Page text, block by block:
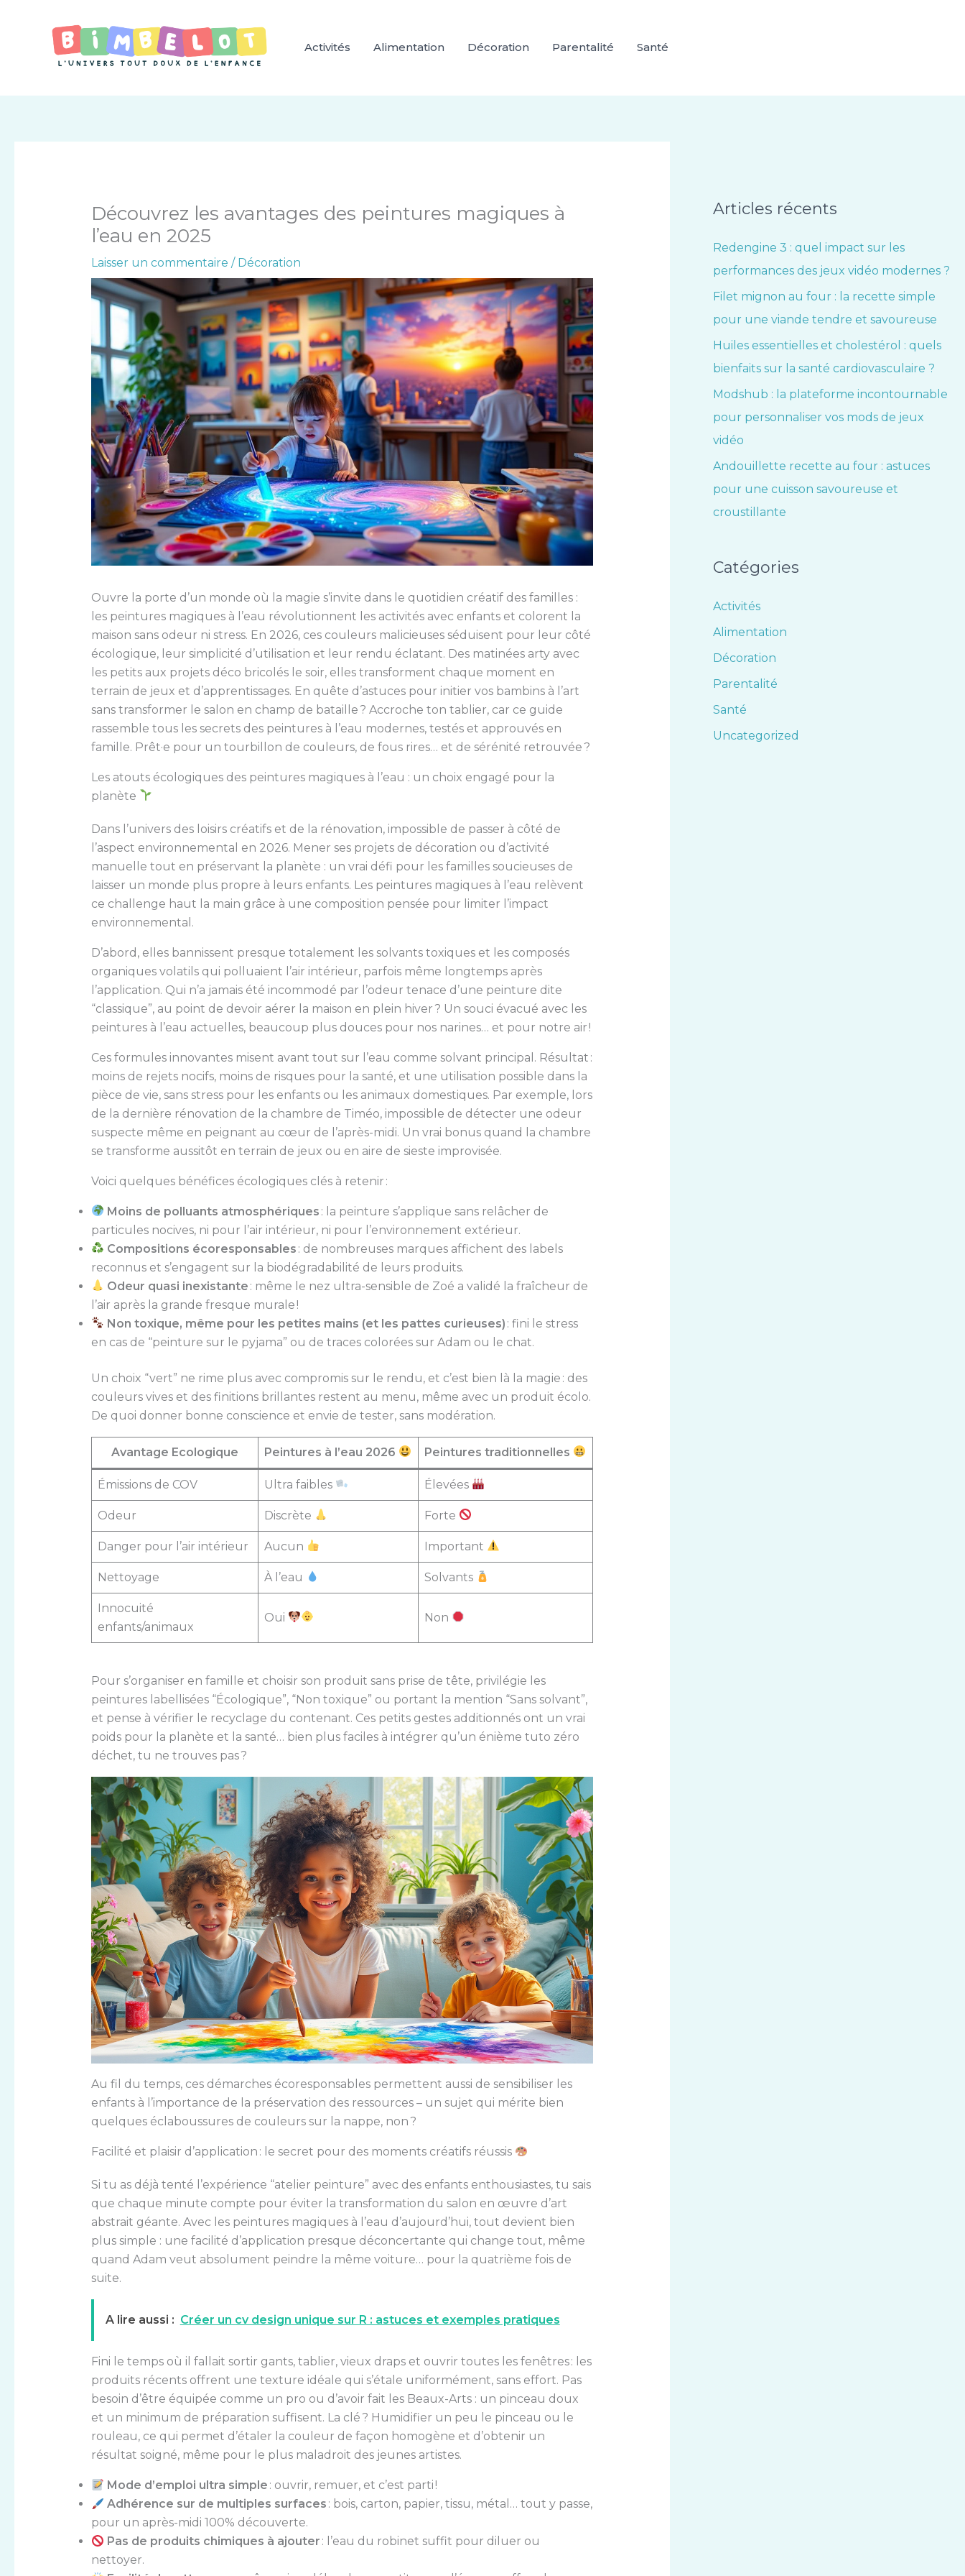
Activités Alimentation Décoration Parentalité Santé
Découvrez les avantages des peintures magiques à
l’eau en 2025
Laisser un commentaire / Décoration
Ouvre la porte d’un monde où la magie s’invite dans le quotidien créatif des familles :
les peintures magiques à l’eau révolutionnent les activités avec enfants et colorent la
maison sans odeur ni stress. En 2026, ces couleurs malicieuses séduisent pour leur côté
écologique, leur simplicité d’utilisation et leur rendu éclatant. Des matinées arty avec
les petits aux projets déco bricolés le soir, elles transforment chaque moment en
terrain de jeux et d’apprentissages. En quête d’astuces pour initier vos bambins à l’art
sans transformer le salon en champ de bataille ? Accroche ton tablier, car ce guide
rassemble tous les secrets des peintures à l’eau modernes, testés et approuvés en
famille. Prêt·e pour un tourbillon de couleurs, de fous rires… et de sérénité retrouvée ?
Les atouts écologiques des peintures magiques à l’eau : un choix engagé pour la
planète
Dans l’univers des loisirs créatifs et de la rénovation, impossible de passer à côté de
l’aspect environnemental en 2026. Mener ses projets de décoration ou d’activité
manuelle tout en préservant la planète : un vrai défi pour les familles soucieuses de
laisser un monde plus propre à leurs enfants. Les peintures magiques à l’eau relèvent
ce challenge haut la main grâce à une composition pensée pour limiter l’impact
environnemental.
D’abord, elles bannissent presque totalement les solvants toxiques et les composés
organiques volatils qui polluaient l’air intérieur, parfois même longtemps après
l’application. Qui n’a jamais été incommodé par l’odeur tenace d’une peinture dite
“classique”, au point de devoir aérer la maison en plein hiver ? Un souci évacué avec les
peintures à l’eau actuelles, beaucoup plus douces pour nos narines… et pour notre air !
Ces formules innovantes misent avant tout sur l’eau comme solvant principal. Résultat :
moins de rejets nocifs, moins de risques pour la santé, et une utilisation possible dans la
pièce de vie, sans stress pour les enfants ou les animaux domestiques. Par exemple, lors
de la dernière rénovation de la chambre de Timéo, impossible de détecter une odeur
suspecte même en peignant au cœur de l’après-midi. Un vrai bonus quand la chambre
se transforme aussitôt en terrain de jeux ou en aire de sieste improvisée.
Voici quelques bénéfices écologiques clés à retenir :
Moins de polluants atmosphériques : la peinture s’applique sans relâcher de
particules nocives, ni pour l’air intérieur, ni pour l’environnement extérieur.
Compositions écoresponsables : de nombreuses marques affichent des labels
reconnus et s’engagent sur la biodégradabilité de leurs produits.
Odeur quasi inexistante : même le nez ultra-sensible de Zoé a validé la fraîcheur de
l’air après la grande fresque murale !
Non toxique, même pour les petites mains (et les pattes curieuses) : fini le stress
en cas de “peinture sur le pyjama” ou de traces colorées sur Adam ou le chat.
Un choix “vert” ne rime plus avec compromis sur le rendu, et c’est bien là la magie : des
couleurs vives et des finitions brillantes restent au menu, même avec un produit écolo.
De quoi donner bonne conscience et envie de tester, sans modération.
Avantage Ecologique Peintures à l’eau 2026 Peintures traditionnelles
Émissions de COV Ultra faibles Élevées
Odeur Discrète Forte
Danger pour l’air intérieur Aucun Important
Nettoyage À l’eau Solvants
Innocuité
enfants/animaux
Oui Non
Pour s’organiser en famille et choisir son produit sans prise de tête, privilégie les
peintures labellisées “Écologique”, “Non toxique” ou portant la mention “Sans solvant”,
et pense à vérifier le recyclage du contenant. Ces petits gestes additionnés ont un vrai
poids pour la planète et la santé… bien plus faciles à intégrer qu’un énième tuto zéro
déchet, tu ne trouves pas ?
Au fil du temps, ces démarches écoresponsables permettent aussi de sensibiliser les
enfants à l’importance de la préservation des ressources – un sujet qui mérite bien
quelques éclaboussures de couleurs sur la nappe, non ?
Facilité et plaisir d’application : le secret pour des moments créatifs réussis
Si tu as déjà tenté l’expérience “atelier peinture” avec des enfants enthousiastes, tu sais
que chaque minute compte pour éviter la transformation du salon en œuvre d’art
abstrait géante. Avec les peintures magiques à l’eau d’aujourd’hui, tout devient bien
plus simple : une facilité d’application presque déconcertante qui change tout, même
quand Adam veut absolument peindre la même voiture… pour la quatrième fois de
suite.
A lire aussi : Créer un cv design unique sur R : astuces et exemples pratiques
Fini le temps où il fallait sortir gants, tablier, vieux draps et ouvrir toutes les fenêtres : les
produits récents offrent une texture idéale qui s’étale uniformément, sans effort. Pas
besoin d’être équipée comme un pro ou d’avoir fait les Beaux-Arts : un pinceau doux
et un minimum de préparation suffisent. La clé ? Humidifier un peu le pinceau ou le
rouleau, ce qui permet d’étaler la couleur de façon homogène et d’obtenir un
résultat soigné, même pour le plus maladroit des jeunes artistes.
Mode d’emploi ultra simple : ouvrir, remuer, et c’est parti !
Adhérence sur de multiples surfaces : bois, carton, papier, tissu, métal… tout y passe,
pour un après-midi 100% découverte.
Pas de produits chimiques à ajouter : l’eau du robinet suffit pour diluer ou
nettoyer.
Articles récents
Redengine 3 : quel impact sur les
performances des jeux vidéo modernes ?
Filet mignon au four : la recette simple
pour une viande tendre et savoureuse
Huiles essentielles et cholestérol : quels
bienfaits sur la santé cardiovasculaire ?
Modshub : la plateforme incontournable
pour personnaliser vos mods de jeux
vidéo
Andouillette recette au four : astuces
pour une cuisson savoureuse et
croustillante
Catégories
Activités
Alimentation
Décoration
Parentalité
Santé
Uncategorized